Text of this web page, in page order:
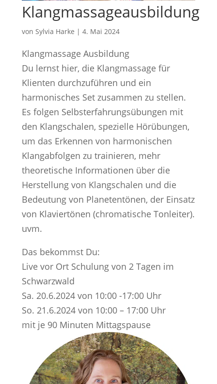
Klangmassageausbildung
von Sylvia Harke | 4. Mai 2024
Klangmassage Ausbildung
Du lernst hier, die Klangmassage für
Klienten durchzuführen und ein
harmonisches Set zusammen zu stellen.
Es folgen Selbsterfahrungsübungen mit
den Klangschalen, spezielle Hörübungen,
um das Erkennen von harmonischen
Klangabfolgen zu trainieren, mehr
theoretische Informationen über die
Herstellung von Klangschalen und die
Bedeutung von Planetentönen, der Einsatz
von Klaviertönen (chromatische Tonleiter).
uvm.
Das bekommst Du:
Live vor Ort Schulung von 2 Tagen im
Schwarzwald
Sa. 20.6.2024 von 10:00 -17:00 Uhr
So. 21.6.2024 von 10:00 – 17:00 Uhr
mit je 90 Minuten Mittagspause